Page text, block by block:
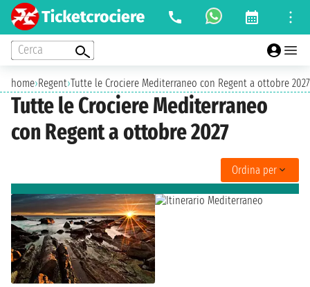
Cerca
home›Regent›Tutte le Crociere Mediterraneo con Regent a ottobre 2027
Tutte le Crociere Mediterraneo
con Regent a ottobre 2027
Ordina per